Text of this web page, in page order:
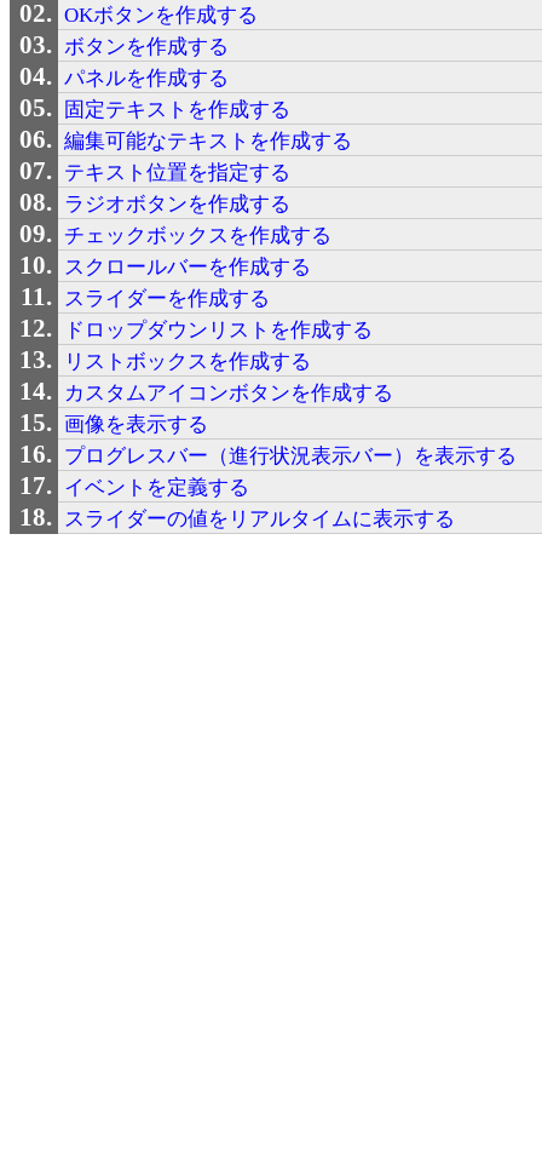
OKボタンを作成する
ボタンを作成する
パネルを作成する
固定テキストを作成する
編集可能なテキストを作成する
テキスト位置を指定する
ラジオボタンを作成する
チェックボックスを作成する
スクロールバーを作成する
スライダーを作成する
ドロップダウンリストを作成する
リストボックスを作成する
カスタムアイコンボタンを作成する
画像を表示する
プログレスバー（進行状況表示バー）を表示する
イベントを定義する
スライダーの値をリアルタイムに表示する